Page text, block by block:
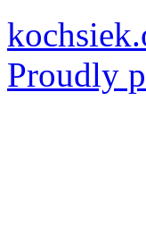
Proudly